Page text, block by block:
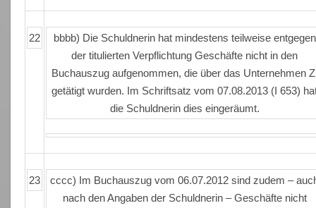
22
bbbb) Die Schuldnerin hat mindestens teilweise entgegen
der titulierten Verpflichtung Geschäfte nicht in den
Buchauszug aufgenommen, die über das Unternehmen
getätigt wurden. Im Schriftsatz vom 07.08.2013 (I 653)
die Schuldnerin dies eingeräumt.
23
cccc) Im Buchauszug vom 06.07.2012 sind zudem –
nach den Angaben der Schuldnerin – Geschäfte nicht